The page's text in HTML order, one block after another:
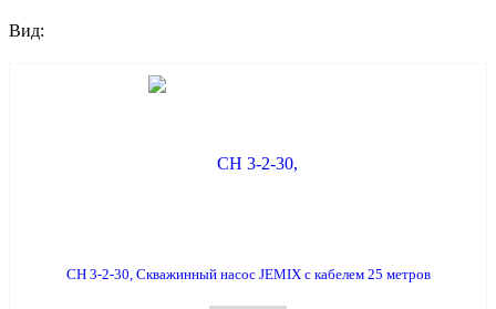
Вид:
СН 3-2-30, Скважинный насос JEMIX с кабелем 25 метров